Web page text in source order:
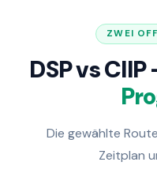
ZWEI
DSP vs
Die gewählte
Zeitplan